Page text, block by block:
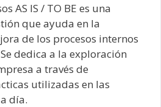
AS IS / TO BE es una
que ayuda en la
de los procesos internos
dedica a la exploración
a través de
utilizadas en las
día.